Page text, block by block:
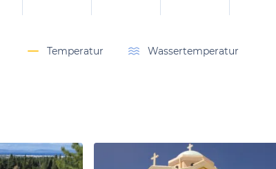
Temperatur Wassertemperatur